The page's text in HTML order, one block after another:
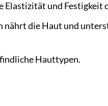
Elastizität und Festigkeit
nährt die Haut und
Hauttypen.